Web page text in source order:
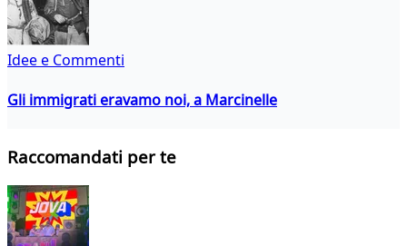
Idee e Commenti
Gli immigrati eravamo noi, a Marcinelle
Raccomandati per te